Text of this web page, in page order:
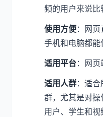
频的用户来说比
使用方便：网页
手机和电脑都能
适用平台：网页
适用人群：适
群，尤其是对
用户、学生和视